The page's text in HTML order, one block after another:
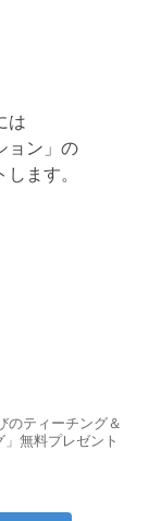
は
ョン」の
ます。
のティーチング＆
無料プレゼント